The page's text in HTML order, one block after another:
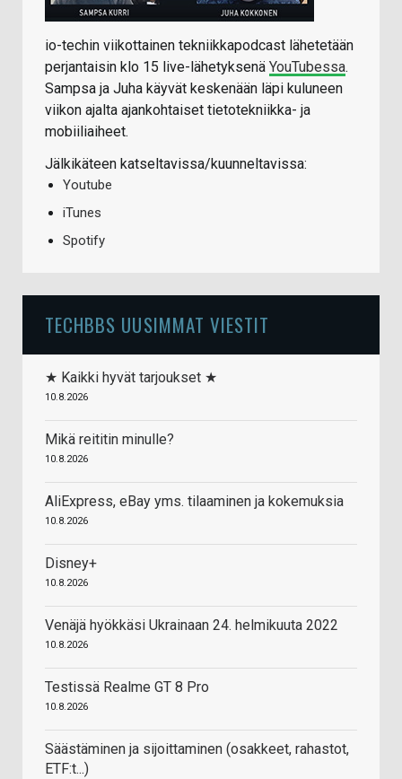
io-techin viikottainen tekniikkapodcast lähetetään
perjantaisin klo 15 live-lähetyksenä YouTubessa.
Sampsa ja Juha käyvät keskenään läpi kuluneen
viikon ajalta ajankohtaiset tietotekniikka- ja
mobiiliaiheet.
Jälkikäteen katseltavissa/kuunneltavissa:
Youtube
iTunes
Spotify
TECHBBS UUSIMMAT VIESTIT
★ Kaikki hyvät tarjoukset ★
10.8.2026
Mikä reititin minulle?
10.8.2026
AliExpress, eBay yms. tilaaminen ja kokemuksia
10.8.2026
Disney+
10.8.2026
Venäjä hyökkäsi Ukrainaan 24. helmikuuta 2022
10.8.2026
Testissä Realme GT 8 Pro
10.8.2026
Säästäminen ja sijoittaminen (osakkeet, rahastot,
ETF:t...)